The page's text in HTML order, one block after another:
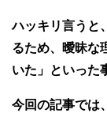
ハッキリ言うと
るため、曖昧な
いた」といった
今回の記事では